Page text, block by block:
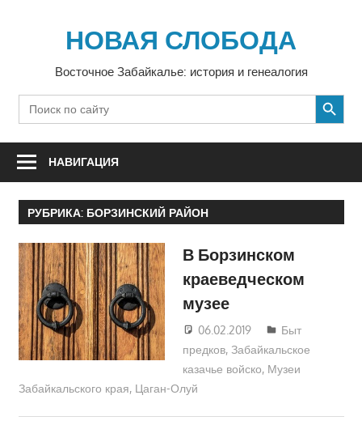
содержимомуНОВАЯ СЛОБОДА
Восточное Забайкалье: история и генеалогия
Search
for:
SEARCH BUTTON
НАВИГАЦИЯ
РУБРИКА: БОРЗИНСКИЙ РАЙОН
В Борзинском
краеведческом
музее
06.02.2019
Екатерина
Аникина
Быт
предков, Забайкальское
казачье войско, Музеи
Забайкальского края, Цаган-Олуй